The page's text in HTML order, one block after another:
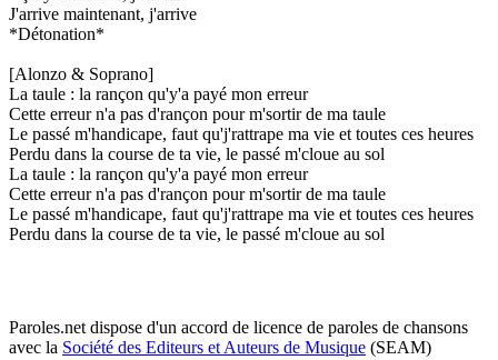
J'arrive maintenant, j'arrive
*Détonation*
[Alonzo & Soprano]
La taule : la rançon qu'y'a payé mon erreur
Cette erreur n'a pas d'rançon pour m'sortir de ma taule
Le passé m'handicape, faut qu'j'rattrape ma vie et toutes ces heures
Perdu dans la course de ta vie, le passé m'cloue au sol
La taule : la rançon qu'y'a payé mon erreur
Cette erreur n'a pas d'rançon pour m'sortir de ma taule
Le passé m'handicape, faut qu'j'rattrape ma vie et toutes ces heures
Perdu dans la course de ta vie, le passé m'cloue au sol
Paroles.net dispose d'un accord de licence de paroles de chansons
avec la Société des Editeurs et Auteurs de Musique (SEAM)